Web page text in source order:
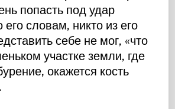
попасть под удар
словам, никто из его
себе не мог, «что
участке земли, где
окажется кость